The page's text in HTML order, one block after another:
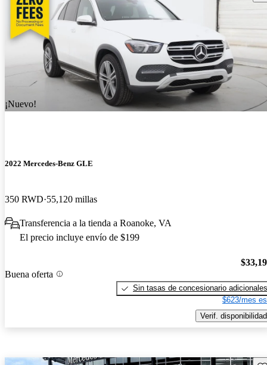
¡Nuevo!
2022 Mercedes-Benz GLE
350 RWD 55,120 millas
Transferencia a la tienda a Roanoke, VA
El precio incluye envío de $199
Buena oferta
Sin tasas de concesionario adicionales
$623/mes
Verif. disponibilidad